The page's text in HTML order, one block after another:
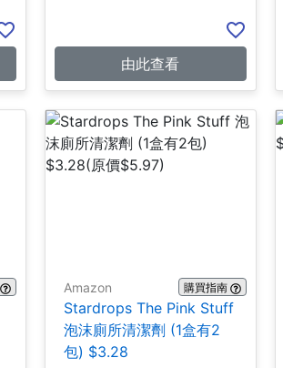
由此查看
Amazon 購買指南
Stardrops The Pink Stuff
泡沫廁所清潔劑 (1盒有2
包) $3.28